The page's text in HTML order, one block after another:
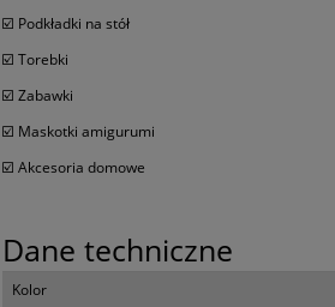
Sznurek bawełniany pleciony 50m
☑️ Podkładki na stół
☑️ Torebki
☑️ Zabawki
☑️ Maskotki amigurumi
☑️ Akcesoria domowe
Dane techniczne
Kolor